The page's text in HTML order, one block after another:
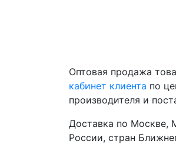
Оптовая продажа
кабинет клиента по
производителя и
Доставка по Москве,
России, стран